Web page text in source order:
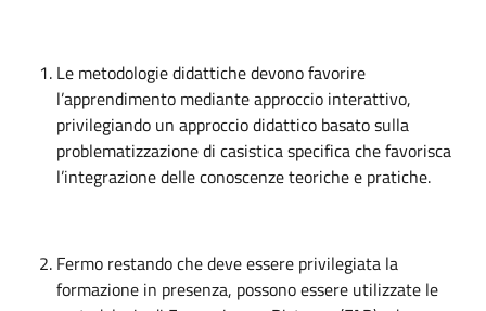
Le metodologie didattiche devono favorire
l’apprendimento mediante approccio interattivo,
privilegiando un approccio didattico basato sulla
problematizzazione di casistica specifica che favorisca
l’integrazione delle conoscenze teoriche e pratiche.
Fermo restando che deve essere privilegiata la
formazione in presenza, possono essere utilizzate le